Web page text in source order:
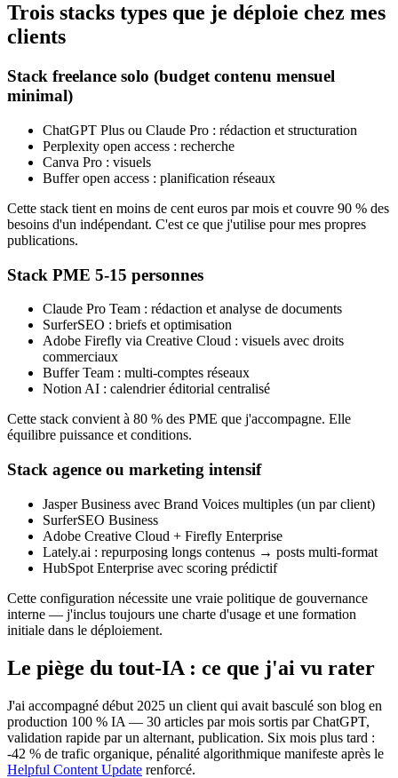
Trois stacks types que je déploie chez mes
clients
Stack freelance solo (budget contenu mensuel
minimal)
ChatGPT Plus ou Claude Pro : rédaction et structuration
Perplexity open access : recherche
Canva Pro : visuels
Buffer open access : planification réseaux
Cette stack tient en moins de cent euros par mois et couvre 90 % des
besoins d'un indépendant. C'est ce que j'utilise pour mes propres
publications.
Stack PME 5-15 personnes
Claude Pro Team : rédaction et analyse de documents
SurferSEO : briefs et optimisation
Adobe Firefly via Creative Cloud : visuels avec droits
commerciaux
Buffer Team : multi-comptes réseaux
Notion AI : calendrier éditorial centralisé
Cette stack convient à 80 % des PME que j'accompagne. Elle
équilibre puissance et conditions.
Stack agence ou marketing intensif
Jasper Business avec Brand Voices multiples (un par client)
SurferSEO Business
Adobe Creative Cloud + Firefly Enterprise
Lately.ai : repurposing longs contenus → posts multi-format
HubSpot Enterprise avec scoring prédictif
Cette configuration nécessite une vraie politique de gouvernance
interne — j'inclus toujours une charte d'usage et une formation
initiale dans le déploiement.
Le piège du tout-IA : ce que j'ai vu rater
J'ai accompagné début 2025 un client qui avait basculé son blog en
production 100 % IA — 30 articles par mois sortis par ChatGPT,
validation rapide par un alternant, publication. Six mois plus tard :
-42 % de trafic organique, pénalité algorithmique manifeste après le
Helpful Content Update renforcé.